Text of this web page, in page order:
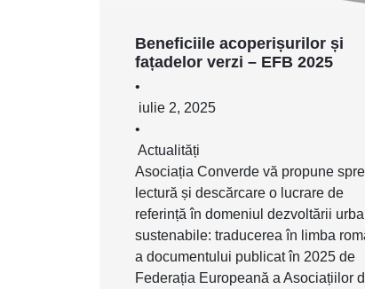
Beneficiile acoperișurilor și
fațadelor verzi – EFB 2025
•
iulie 2, 2025
•
Actualități
Asociația Converde vă propune spre
lectură și descărcare o lucrare de
referință în domeniul dezvoltării
sustenabile: traducerea în limba
a documentului publicat în 2025 de
Federația Europeană a Asociațiilor